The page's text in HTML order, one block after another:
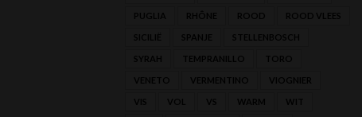
PUGLIA RHÔNE ROOD ROOD VLEES
SICILIË SPANJE STELLENBOSCH
SYRAH TEMPRANILLO TORO
VENETO VERMENTINO VIOGNIER
VIS VOL VS WARM WIT